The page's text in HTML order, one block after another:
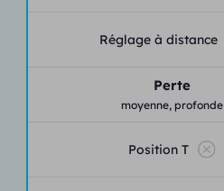
Réglage à distance
Perte
moyenne, profonde
Position T